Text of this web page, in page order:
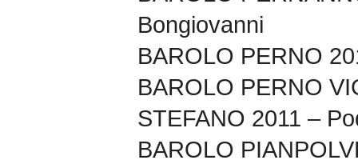
Bongiovanni
BAROLO PERNO
BAROLO PERNO
STEFANO 2011 –
BAROLO